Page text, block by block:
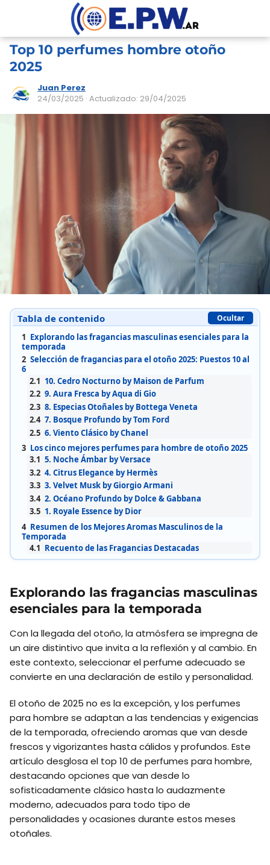
Top 10 perfumes hombre otoño
2025
Juan Perez
24/03/2025 · Actualizado: 29/04/2025
Tabla de contenido Ocultar
1 Explorando las fragancias masculinas esenciales para la
temporada
2 Selección de fragancias para el otoño 2025: Puestos 10 al
6
2.1 10. Cedro Nocturno by Maison de Parfum
2.2 9. Aura Fresca by Aqua di Gio
2.3 8. Especias Otoñales by Bottega Veneta
2.4 7. Bosque Profundo by Tom Ford
2.5 6. Viento Clásico by Chanel
3 Los cinco mejores perfumes para hombre de otoño 2025
3.1 5. Noche Ámbar by Versace
3.2 4. Citrus Elegance by Hermès
3.3 3. Velvet Musk by Giorgio Armani
3.4 2. Océano Profundo by Dolce & Gabbana
3.5 1. Royale Essence by Dior
4 Resumen de los Mejores Aromas Masculinos de la
Temporada
4.1 Recuento de las Fragancias Destacadas
Explorando las fragancias masculinas
esenciales para la temporada
Con la llegada del otoño, la atmósfera se impregna de
un aire distintivo que invita a la reflexión y al cambio. En
este contexto, seleccionar el perfume adecuado se
convierte en una declaración de estilo y personalidad.
El otoño de 2025 no es la excepción, y los perfumes
para hombre se adaptan a las tendencias y exigencias
de la temporada, ofreciendo aromas que van desde
frescos y vigorizantes hasta cálidos y profundos. Este
artículo desglosa el top 10 de perfumes para hombre,
destacando opciones que van desde lo
sofisticadamente clásico hasta lo audazmente
moderno, adecuados para todo tipo de
personalidades y ocasiones durante estos meses
otoñales.